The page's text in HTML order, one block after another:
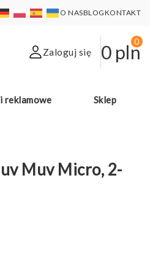
O NASBLOGKONTAKT
Zaloguj się 0 pln
0
reklamowe Sklep
Muv Micro, 2-